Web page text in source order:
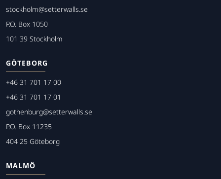
stockholm@setterwalls.se
P.O. Box 1050
101 39 Stockholm
GÖTEBORG
+46 31 701 17 00
+46 31 701 17 01
gothenburg@setterwalls.se
P.O. Box 11235
404 25 Göteborg
MALMÖ